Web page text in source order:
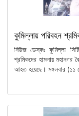
কুমিল্লায় পরিবহন
নিউজ ডেস্কঃ কুমিল্লা সিটি
শ্রমিকদের হামলায়
আহত হয়েছে। মঙ্গলবার (১১